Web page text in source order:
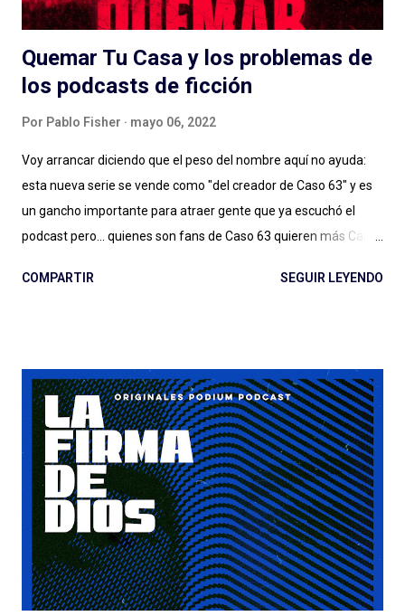
Quemar Tu Casa y los problemas de
los podcasts de ficción
Por Pablo Fisher mayo 06, 2022
Voy arrancar diciendo que el peso del nombre aquí no ayuda:
esta nueva serie se vende como "del creador de Caso 63" y es
un gancho importante para atraer gente que ya escuchó el
podcast pero... quienes son fans de Caso 63 quieren más Caso
ese lugar en el que vamos a seguir a creadores de podcasts de
tener o no éxito con las audiencias (después debatamos qué es
el éxito para un podcast de ficción) a pesar de/gracias a los
esfuerzos de Spotify: el lanzamiento, la presencia en la
aplicación, la muy atractiva portada, el genial título pueden ser
suficientes o no para disparar montones de escuchas iniciales
de una serie que... tarda en arrancar. La pasé bien escuchando
los episodios entre el tercero/cuarto y el octavo/noveno pero
e...
COMPARTIR SEGUIR LEYENDO